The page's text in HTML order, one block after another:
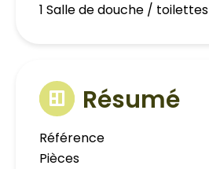
1 Salle de douche / toilettes
Résumé
Référence
Pièces